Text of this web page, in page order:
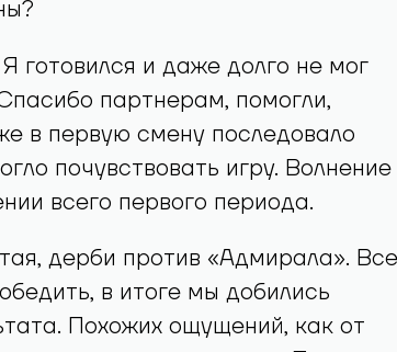
готовился и даже долго не мог
партнерам, помогли,
в первую смену последовало
почувствовать игру. Волнение
всего первого периода.
дерби против «Адмирала».
в итоге мы добились
Похожих ощущений, как от